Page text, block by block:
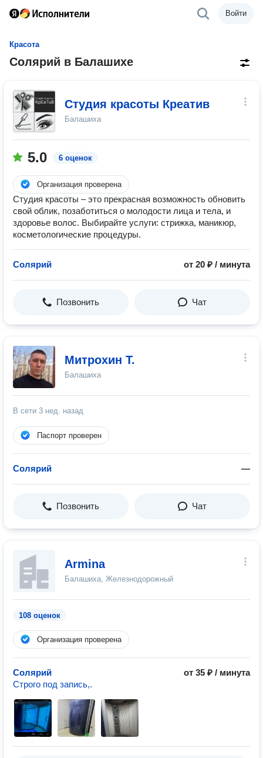
Войти
Красота
Солярий в Балашихе
Студия красоты Креатив
Балашиха
5.0 6 оценок
Организация проверена
Студия красоты – это прекрасная возможность обновить
свой облик, позаботиться о молодости лица и тела, и
здоровье волос. Выбирайте услуги: стрижка, маникюр,
косметологические процедуры.
Солярий от 20 ₽ / минута
Позвонить Чат
Митрохин Т.
Балашиха
В сети 3 нед. назад
Паспорт проверен
Солярий —
Позвонить Чат
Armina
Балашиха, Железнодорожный
108 оценок
Организация проверена
Солярий
от 35 ₽ / минута
Строго под запись,.